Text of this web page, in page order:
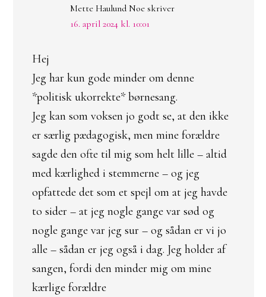
Mette Haulund Noe skriver
16. april 2024 kl. 10:01
Hej
Jeg har kun gode minder om denne
*politisk ukorrekte* børnesang.
Jeg kan som voksen jo godt se, at den ikke
er særlig pædagogisk, men mine forældre
sagde den ofte til mig som helt lille – altid
med kærlighed i stemmerne – og jeg
opfattede det som et spejl om at jeg havde
to sider – at jeg nogle gange var sød og
nogle gange var jeg sur – og sådan er vi jo
alle – sådan er jeg også i dag. Jeg holder af
sangen, fordi den minder mig om mine
kærlige forældre